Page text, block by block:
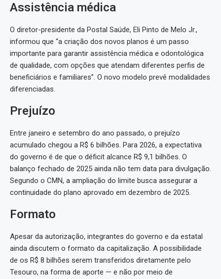
Assistência médica
O diretor-presidente da Postal Saúde, Eli Pinto de Melo Jr.,
informou que “a criação dos novos planos é um passo
importante para garantir assistência médica e odontológica
de qualidade, com opções que atendam diferentes perfis de
beneficiários e familiares”. O novo modelo prevê modalidades
diferenciadas.
Prejuízo
Entre janeiro e setembro do ano passado, o prejuízo
acumulado chegou a R$ 6 bilhões. Para 2026, a expectativa
do governo é de que o déficit alcance R$ 9,1 bilhões. O
balanço fechado de 2025 ainda não tem data para divulgação.
Segundo o CMN, a ampliação do limite busca assegurar a
continuidade do plano aprovado em dezembro de 2025.
Formato
Apesar da autorização, integrantes do governo e da estatal
ainda discutem o formato da capitalização. A possibilidade
de os R$ 8 bilhões serem transferidos diretamente pelo
Tesouro, na forma de aporte — e não por meio de